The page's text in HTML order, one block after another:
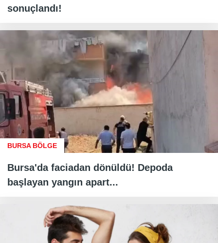
sonuçlandı!
BURSA BÖLGE
Bursa'da faciadan dönüldü! Depoda
başlayan yangın apart...